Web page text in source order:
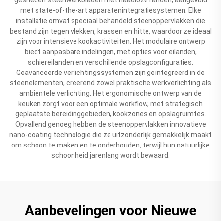
met state-of-the-art apparatenintegratiesystemen. Elke
installatie omvat speciaal behandeld steenoppervlakken die
bestand zijn tegen vlekken, krassen en hitte, waardoor ze ideaal
zijn voor intensieve kookactiviteiten. Het modulaire ontwerp
biedt aanpasbare indelingen, met opties voor eilanden,
schiereilanden en verschillende opslagconfiguraties.
Geavanceerde verlichtingssystemen zijn geïntegreerd in de
steenelementen, creërend zowel praktische werkverlichting als
ambientele verlichting. Het ergonomische ontwerp van de
keuken zorgt voor een optimale workflow, met strategisch
geplaatste bereidinggebieden, kookzones en opslagruimtes.
Opvallend genoeg hebben de steenoppervlakken innovatieve
nano-coating technologie die ze uitzonderlijk gemakkelijk maakt
om schoon te maken en te onderhouden, terwijl hun natuurlijke
schoonheid jarenlang wordt bewaard.
Aanbevelingen voor Nieuwe